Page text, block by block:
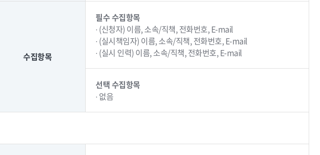
수집항목
필수 수집항목
∙ (신청자) 이름, 소속/직책, 전화번호, E-mail
∙ (실시책임자) 이름, 소속/직책, 전화번호, E-mail
∙ (실시 인력) 이름, 소속/직책, 전화번호, E-mail
선택 수집항목
∙ 없음